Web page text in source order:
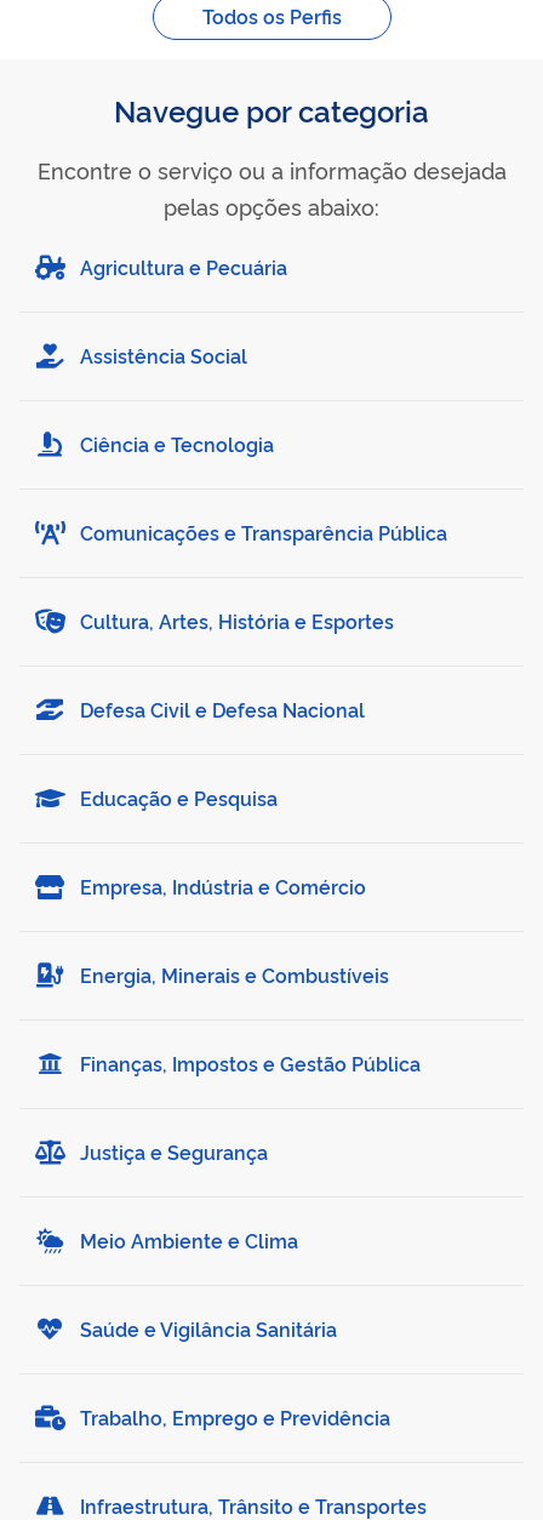
Todos os Perfis
Navegue por categoria
Encontre o serviço ou a informação desejada
pelas opções abaixo:
Agricultura e Pecuária
Assistência Social
Ciência e Tecnologia
Comunicações e Transparência Pública
Cultura, Artes, História e Esportes
Defesa Civil e Defesa Nacional
Educação e Pesquisa
Empresa, Indústria e Comércio
Energia, Minerais e Combustíveis
Finanças, Impostos e Gestão Pública
Justiça e Segurança
Meio Ambiente e Clima
Saúde e Vigilância Sanitária
Trabalho, Emprego e Previdência
Infraestrutura, Trânsito e Transportes